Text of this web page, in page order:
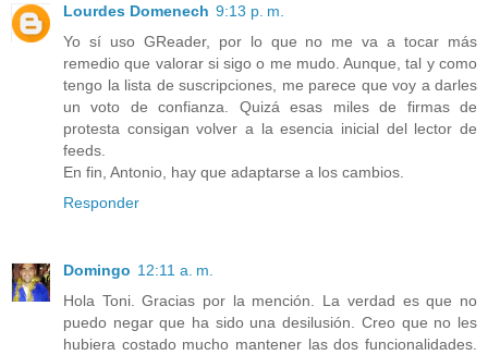
Lourdes Domenech 9:13 p. m.
Yo sí uso GReader, por lo que no me va a tocar más
remedio que valorar si sigo o me mudo. Aunque, tal y como
tengo la lista de suscripciones, me parece que voy a darles
un voto de confianza. Quizá esas miles de firmas de
protesta consigan volver a la esencia inicial del lector de
feeds.
En fin, Antonio, hay que adaptarse a los cambios.
Responder
Domingo 12:11 a. m.
Hola Toni. Gracias por la mención. La verdad es que no
puedo negar que ha sido una desilusión. Creo que no les
hubiera costado mucho mantener las dos funcionalidades.